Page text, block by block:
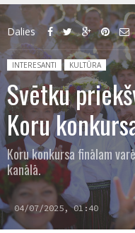
Dalies
Posted in:
INTERESANTI KULTŪRA
Svētku
Koru
Koru konkursa finālam
kanālā.
04/07/2025, 01:40